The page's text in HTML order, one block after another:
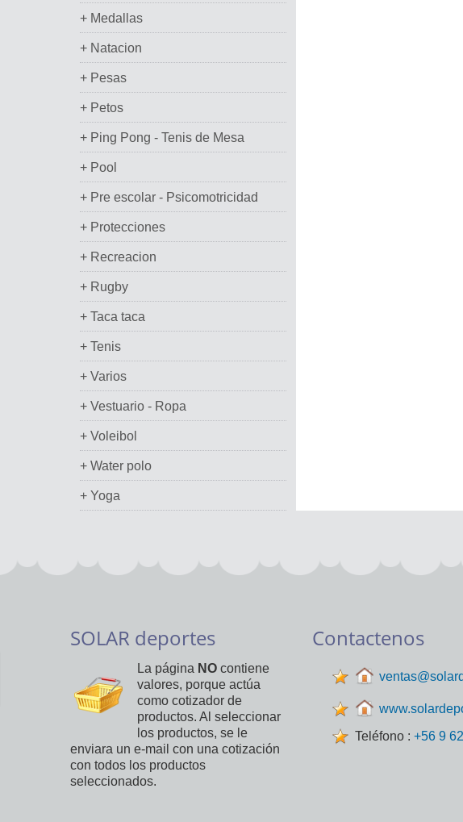
+ Medallas
+ Natacion
+ Pesas
+ Petos
+ Ping Pong - Tenis de Mesa
+ Pool
+ Pre escolar - Psicomotricidad
+ Protecciones
+ Recreacion
+ Rugby
+ Taca taca
+ Tenis
+ Varios
+ Vestuario - Ropa
+ Voleibol
+ Water polo
+ Yoga
SOLAR deportes
La página NO contiene
valores, porque actúa
como cotizador de
productos. Al seleccionar
los productos, se le
enviara un e-mail con una cotización
con todos los productos
seleccionados.
Contactenos
Teléfono : +56 9